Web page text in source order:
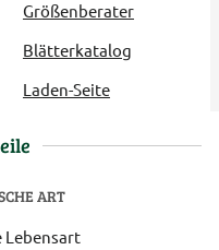
Größenberater
Blätterkatalog
Laden-Seite
ART
Lebensart